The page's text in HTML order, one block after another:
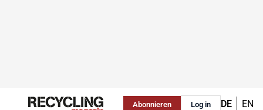
Abonnieren Log in DE EN